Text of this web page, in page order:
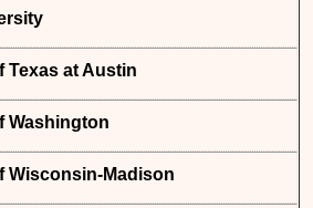
Texas at Austin
Washington
Wisconsin-Madison